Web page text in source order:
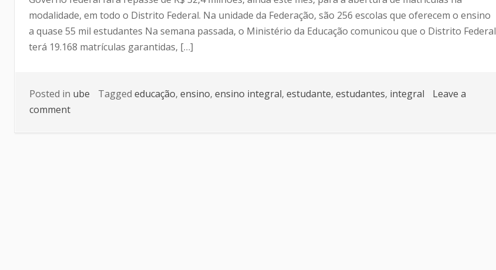
modalidade, em todo o Distrito Federal. Na unidade da Federação, são 256 escolas que oferecem o ensino
a quase 55 mil estudantes Na semana passada, o Ministério da Educação comunicou que o Distrito Federal
terá 19.168 matrículas garantidas, […]
Posted in ube Tagged educação, ensino, ensino integral, estudante, estudantes, integral
Leave a
comment